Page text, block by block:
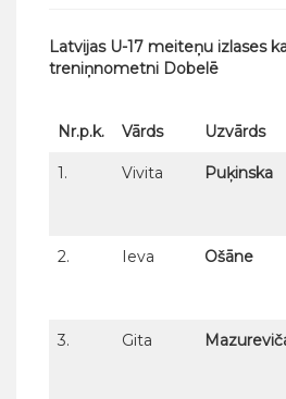
Latvijas U-17 meiteņu izlases
treniņnometni Dobelē
Nr.p.k. Vārds Uzvārds
1. Vivita Puķinska
2. Ieva Ošāne
3. Gita